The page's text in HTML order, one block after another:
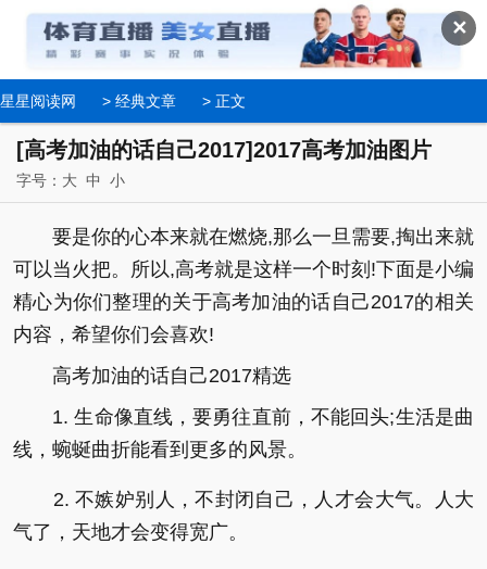
✕
星星阅读网 > 经典文章 > 正文
[高考加油的话自己2017]2017高考加油图片
字号： 大 中 小
要是你的心本来就在燃烧,那么一旦需要,掏出来就
可以当火把。所以,高考就是这样一个时刻!下面是小编
精心为你们整理的关于高考加油的话自己2017的相关
内容，希望你们会喜欢!
高考加油的话自己2017精选
1. 生命像直线，要勇往直前，不能回头;生活是曲
线，蜿蜒曲折能看到更多的风景。
2. 不嫉妒别人，不封闭自己，人才会大气。人大
气了，天地才会变得宽广。